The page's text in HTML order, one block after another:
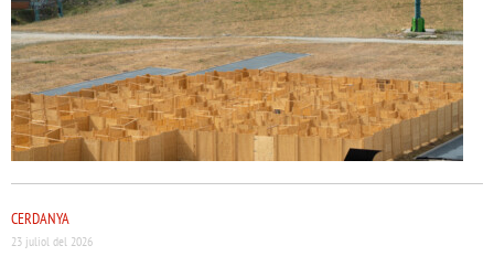
CERDANYA
23 juliol del 2026